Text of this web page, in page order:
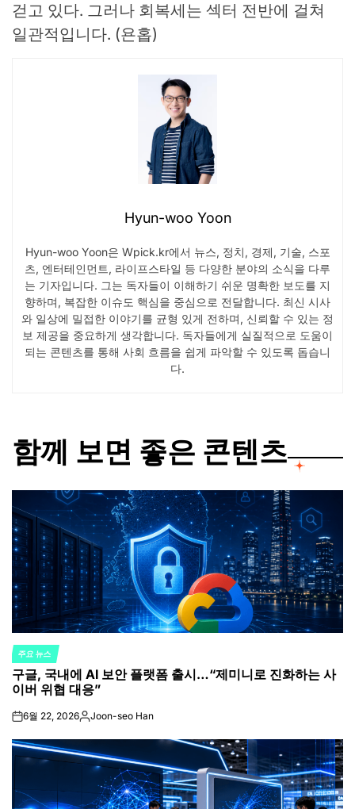
걷고 있다. 그러나 회복세는 섹터 전반에 걸쳐
일관적입니다. (욘홉)
Hyun-woo Yoon
Hyun-woo Yoon은 Wpick.kr에서 뉴스, 정치, 경제, 기술, 스포
츠, 엔터테인먼트, 라이프스타일 등 다양한 분야의 소식을 다루
는 기자입니다. 그는 독자들이 이해하기 쉬운 명확한 보도를 지
향하며, 복잡한 이슈도 핵심을 중심으로 전달합니다. 최신 시사
와 일상에 밀접한 이야기를 균형 있게 전하며, 신뢰할 수 있는 정
보 제공을 중요하게 생각합니다. 독자들에게 실질적으로 도움이
되는 콘텐츠를 통해 사회 흐름을 쉽게 파악할 수 있도록 돕습니
다.
함께 보면 좋은 콘텐츠
POSTED
IN
주요 뉴스
구글, 국내에 AI 보안 플랫폼 출시…“제미니로 진화하는 사
이버 위협 대응”
on6월 22, 2026Posted
Joon-seo Han